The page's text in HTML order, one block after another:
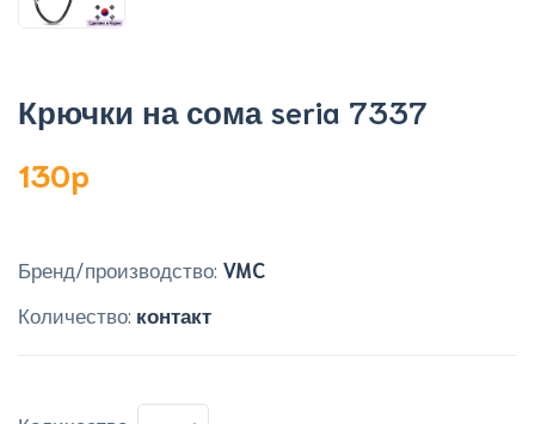
Крючки на сома seria 7337
130p
Бренд/производство: VMC
Количество: контакт